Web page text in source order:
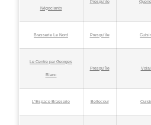
Négociants
Presqu’île
Brasserie Le Nord Presqu’île
Le Centre par Georges
Blanc
Presqu’île
L’Espace Brasserie Bellecour